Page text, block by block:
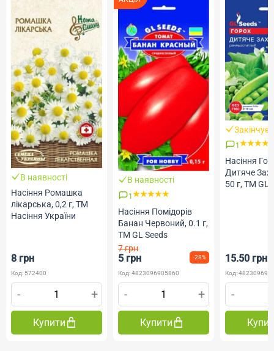
В наявності
Насіння Ромашка
лікарська, 0,2 г, ТМ
Насіння України
8 грн
Код: 572400
- +
Купити
В наявності
1
Насіння Помідорів
Банан Червоний, 0.1 г,
ТМ GL Seeds
7 грн
5 грн -28%
Код: 4823096905860
- +
Купити
1
Насіння
Дитяче
50 г, ТМ GL
15.50 грн
Код:
-